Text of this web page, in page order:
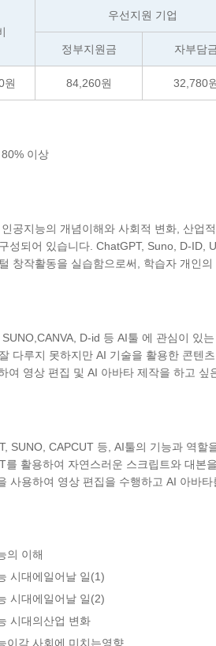
우선지원 기업
정부지원금 자부담
원 84,260원 32,780
80% 이상
공지능의 개념이해와 사회적 변화, 산업
성되어 있습니다. ChatGPT, Suno, D-ID,
창작활동을 실습함으로써, 학습자 개인
D-id 등 AI툴 에 관심이 있
다루지 못하지만 AI 기술을 활용한 콘텐
여 영상 편집 및 AI 아바타 제작을 하고 싶
SUNO, CAPCUT 등, AI툴의 기능과 역할
를 활용하여 자연스러운 스크립트와 대본
사용하여 영상 편집을 수행하고 AI 아바
의 이해
시대에일어날 일(1)
시대에일어날 일(2)
시대의산업 변화
이각 사회에 미치는영향